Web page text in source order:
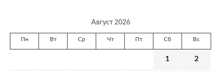
Август 2026
Пн Вт Ср Чт Пт Сб Вс
1 2